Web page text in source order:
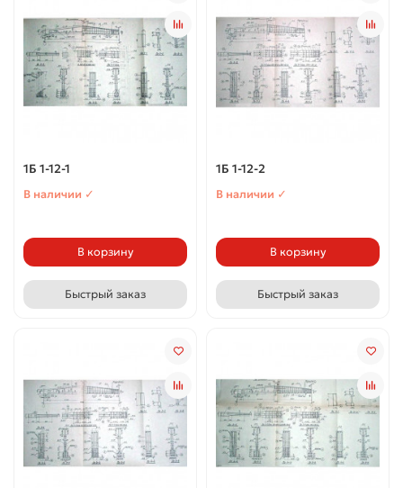
1Б 1-12-1
В наличии ✓
В корзину
Быстрый заказ
1Б 1-12-2
В наличии ✓
В корзину
Быстрый заказ